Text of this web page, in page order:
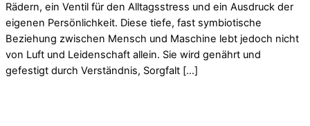
Rädern, ein Ventil für den Alltagsstress und ein Ausdruck der
eigenen Persönlichkeit. Diese tiefe, fast symbiotische
Beziehung zwischen Mensch und Maschine lebt jedoch nicht
von Luft und Leidenschaft allein. Sie wird genährt und
gefestigt durch Verständnis, Sorgfalt […]